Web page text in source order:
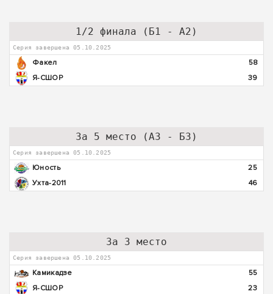
1/2 финала (Б1 - А2)
Серия завершена 05.10.2025
Факел
58
Я-СШОР
39
За 5 место (А3 - Б3)
Серия завершена 05.10.2025
Юность
25
Ухта-2011
46
За 3 место
Серия завершена 05.10.2025
Камикадзе
55
Я-СШОР
23